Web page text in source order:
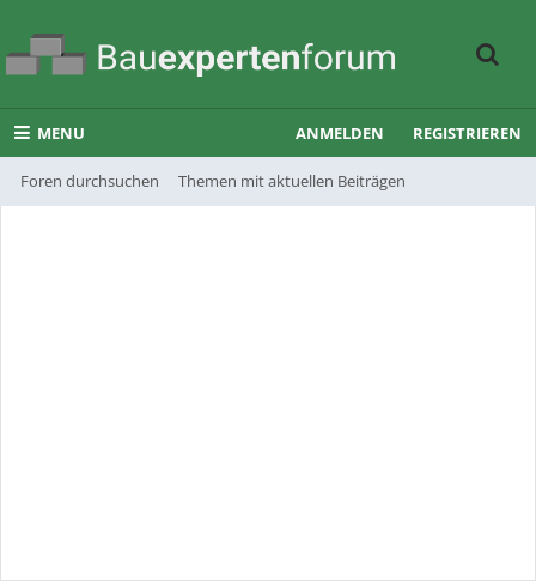
MENU
Foren durchsuchen Themen mit aktuellen Beiträgen
ANMELDEN REGISTRIEREN